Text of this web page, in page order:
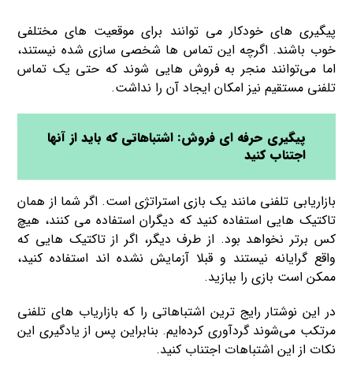
پیگیری‌ های خودکار می توانند برای موقعیت ‌های مختلفی
خوب باشند. اگرچه این تماس ها شخصی سازی شده نیستند،
اما می‌توانند منجر به فروش ‌هایی شوند که حتی یک تماس
تلفنی مستقیم نیز امکان ایجاد آن را نداشت.
پیگیری حرفه ای فروش: اشتباهاتی که باید از آنها
اجتناب کنید
بازاریابی تلفنی مانند یک بازی استراتژی است. اگر شما از همان
تاکتیک هایی استفاده کنید که دیگران استفاده می کنند، هیچ
کس برتر نخواهد بود. از طرف دیگر، اگر از تاکتیک ‌هایی که
واقع گرایانه نیستند و قبلا آزمایش نشده اند استفاده کنید،
ممکن است بازی را ببازید.
در این نوشتار رایج ‌ترین اشتباهاتی را که بازاریاب‌ های تلفنی
مرتکب می‌شوند گردآوری کرده‌ایم. بنابراین پس از یادگیری این
نکات از این اشتباهات اجتناب کنید.